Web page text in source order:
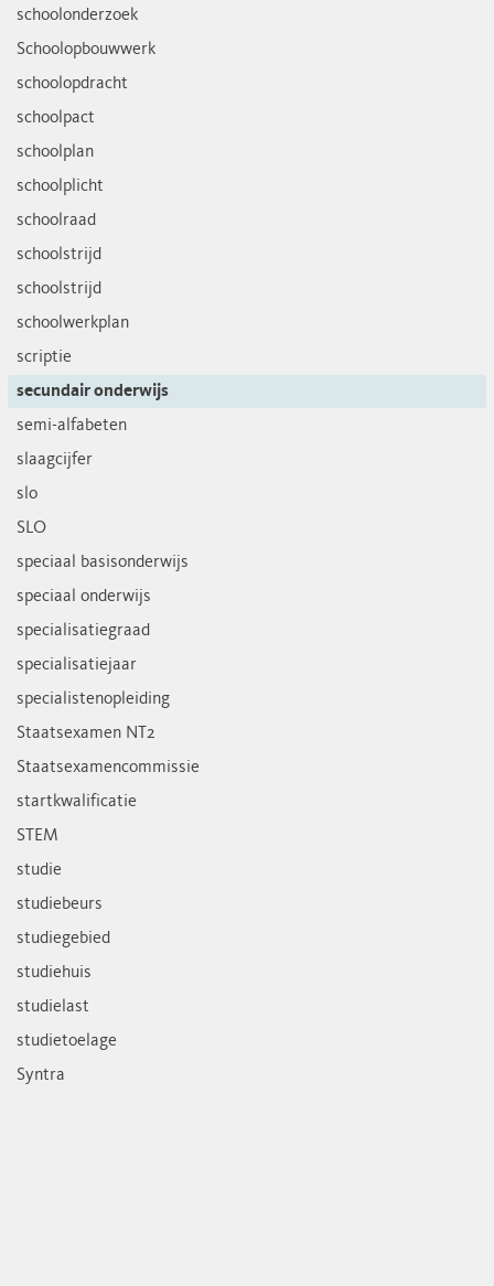
schoolonderzoek
Schoolopbouwwerk
schoolopdracht
schoolpact
schoolplan
schoolplicht
schoolraad
schoolstrijd
schoolstrijd
schoolwerkplan
scriptie
secundair onderwijs
semi-alfabeten
slaagcijfer
slo
SLO
speciaal basisonderwijs
speciaal onderwijs
specialisatiegraad
specialisatiejaar
specialistenopleiding
Staatsexamen NT2
Staatsexamencommissie
startkwalificatie
STEM
studie
studiebeurs
studiegebied
studiehuis
studielast
studietoelage
Syntra